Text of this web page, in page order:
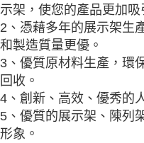
示架，使您的產品更加吸
2、憑藉多年的展示架生
和製造質量更優。
3、優質原材料生產，環
回收。
4、創新、高效、優秀的
5、優質的展示架、陳列
形象。